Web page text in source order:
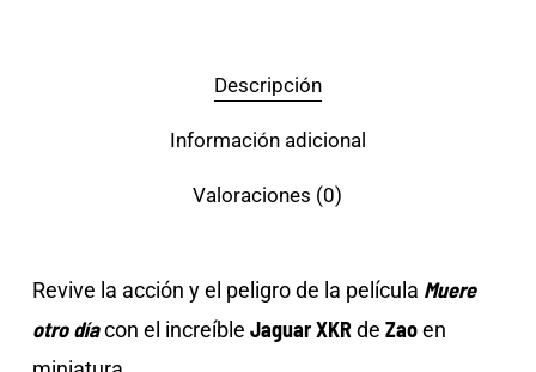
Descripción
Información adicional
Valoraciones (0)
Revive la acción y el peligro de la película Muere
otro díacon el increíble Jaguar XKRde Zaoen